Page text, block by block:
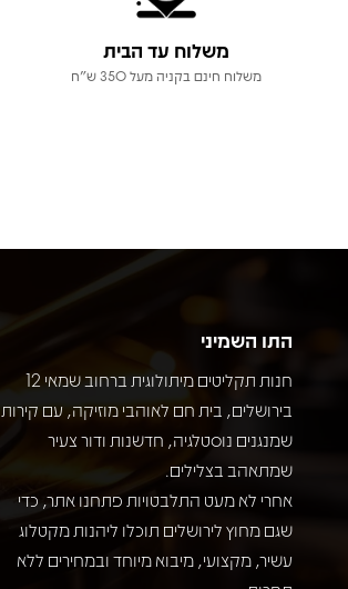
משלוח עד הבית
משלוח חינם בקניה מעל 350 ש"ח
התו השמיני
חנות תקליטים מיתולוגית ברחוב שמאי 12
בירושלים, בית חם לאוהבי מוזיקה, עם קירות
שמנגנים נוסטלגיה, חדשנות ודור צעיר
שמתאהב בצלילים.
אחרי לא מעט התלבטויות פתחנו אתר, כדי
שגם מחוץ לירושלים תוכלו ליהנות מקטלוג
עשיר, מקצועי, מיבוא מיוחד ובמחירים ללא